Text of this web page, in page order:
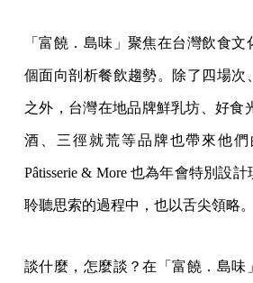
「富饒．島味」聚焦在台灣飲食
個面向剖析餐飲趨勢。除了四場次
之外，台灣在地品牌鮮乳坊、好食
酒、三徑就荒等品牌也帶來他們
Pâtisserie & More 也為年會特別設
聆聽思索的過程中，也以舌尖領略。
談什麼，怎麼談？在「富饒．島味